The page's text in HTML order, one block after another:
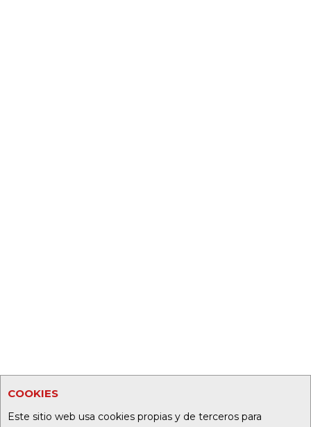
COOKIES
Este sitio web usa cookies propias y de terceros para